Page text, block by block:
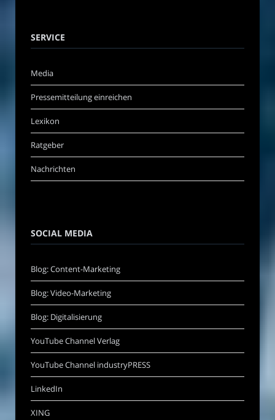
SERVICE
Media
Pressemitteilung einreichen
Lexikon
Ratgeber
Nachrichten
SOCIAL MEDIA
Blog: Content-Marketing
Blog: Video-Marketing
Blog: Digitalisierung
YouTube Channel Verlag
YouTube Channel industryPRESS
LinkedIn
XING